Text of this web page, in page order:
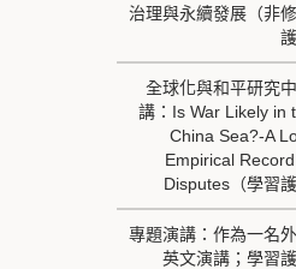
治理與永續發展（非
全球化與和平研究
講：Is War Likely in
China Sea?-A
Empirical
Disputes（學習護
專題演講：作為一名
英文演講；學習護